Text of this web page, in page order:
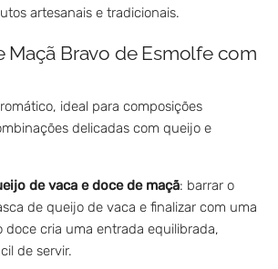
artesanais e tradicionais.
Maçã Bravo de Esmolfe com
ideal para composições
delicadas com queijo e
de vaca e doce de maçã: barrar o
de queijo de vaca e finalizar com uma
doce cria uma entrada equilibrada,
de servir.